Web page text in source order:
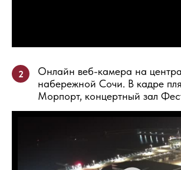
2
Онлайн веб-камера на
набережной Сочи. В кадре
Морпорт, концертный зал